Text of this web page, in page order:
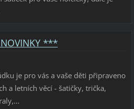
***
je pro vás a vaše děti připraveno
a letních věcí - šatičky, trička,